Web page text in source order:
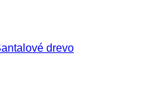
drevo